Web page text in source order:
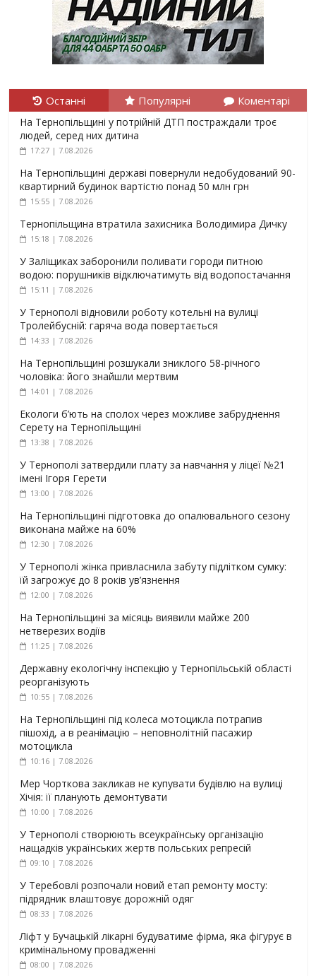
Останні Популярні Коментарі
На Тернопільщині у потрійній ДТП постраждали троє
людей, серед них дитина
17:27 | 7.08.2026
На Тернопільщині державі повернули недобудований 90-
квартирний будинок вартістю понад 50 млн грн
15:55 | 7.08.2026
Тернопільщина втратила захисника Володимира Дичку
15:18 | 7.08.2026
У Заліщиках заборонили поливати городи питною
водою: порушників відключатимуть від водопостачання
15:11 | 7.08.2026
У Тернополі відновили роботу котельні на вулиці
Тролейбусній: гаряча вода повертається
14:33 | 7.08.2026
На Тернопільщині розшукали зниклого 58-річного
чоловіка: його знайшли мертвим
14:01 | 7.08.2026
Екологи б’ють на сполох через можливе забруднення
Серету на Тернопільщині
13:38 | 7.08.2026
У Тернополі затвердили плату за навчання у ліцеї №21
імені Ігоря Герети
13:00 | 7.08.2026
На Тернопільщині підготовка до опалювального сезону
виконана майже на 60%
12:30 | 7.08.2026
У Тернополі жінка привласнила забуту підлітком сумку:
їй загрожує до 8 років ув’язнення
12:00 | 7.08.2026
На Тернопільщині за місяць виявили майже 200
нетверезих водіїв
11:25 | 7.08.2026
Державну екологічну інспекцію у Тернопільській області
реорганізують
10:55 | 7.08.2026
На Тернопільщині під колеса мотоцикла потрапив
пішохід, а в реанімацію – неповнолітній пасажир
мотоцикла
10:16 | 7.08.2026
Мер Чорткова закликав не купувати будівлю на вулиці
Хічія: її планують демонтувати
10:00 | 7.08.2026
У Тернополі створюють всеукраїнську організацію
нащадків українських жертв польських репресій
09:10 | 7.08.2026
У Теребовлі розпочали новий етап ремонту мосту:
підрядник влаштовує дорожній одяг
08:33 | 7.08.2026
Ліфт у Бучацькій лікарні будуватиме фірма, яка фігурує в
кримінальному провадженні
08:00 | 7.08.2026